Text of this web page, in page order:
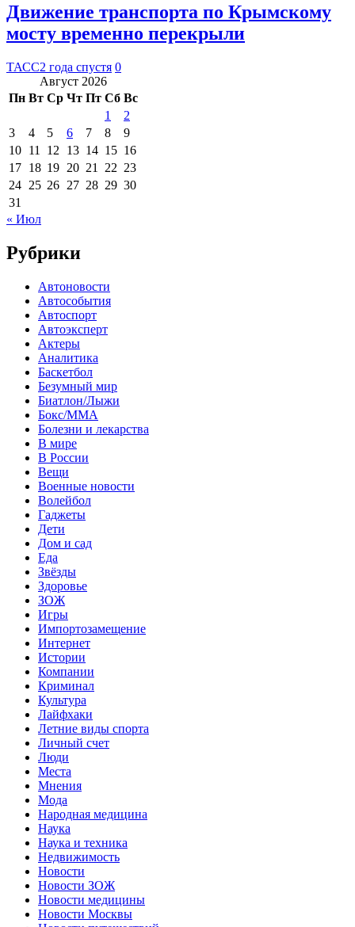
Движение транспорта по Крымскому
мосту временно перекрыли
ТАСС2 года спустя 0
Август 2026
Пн Вт Ср Чт Пт Сб Вс
1
2
3
4 5 6 7 8
9
10 11 12 13 14 15 16
17 18 19 20 21 22 23
24 25 26 27 28 29 30
31
« Июл
Рубрики
Автоновости
Автособытия
Автоспорт
Автоэксперт
Актеры
Аналитика
Баскетбол
Безумный мир
Биатлон/Лыжи
Бокс/MMA
Болезни и лекарства
В мире
В России
Вещи
Военные новости
Волейбол
Гаджеты
Дети
Дом и сад
Еда
Звёзды
Здоровье
ЗОЖ
Игры
Импортозамещение
Интернет
Истории
Компании
Криминал
Культура
Лайфхаки
Летние виды спорта
Личный счет
Люди
Места
Мнения
Мода
Народная медицина
Наука
Наука и техника
Недвижимость
Новости
Новости ЗОЖ
Новости медицины
Новости Москвы